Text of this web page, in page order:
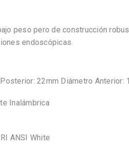
peso pero de construcción
endoscópicas.
22mm Diámetro
Inalámbrica
ANSI White